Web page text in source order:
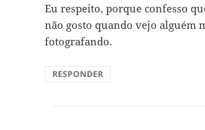
Eu respeito, porque confesso
não gosto quando vejo alguém
fotografando.
RESPONDER